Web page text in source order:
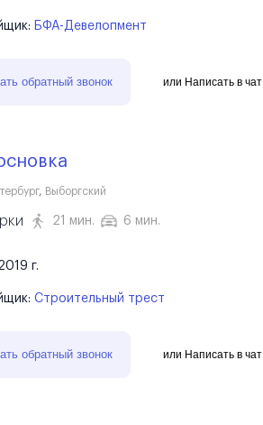
БФА-Девелопмент
обратный звонок или Написать в чат
, Выборгский
21 мин. 6 мин.
г.
Строительный трест
обратный звонок или Написать в чат